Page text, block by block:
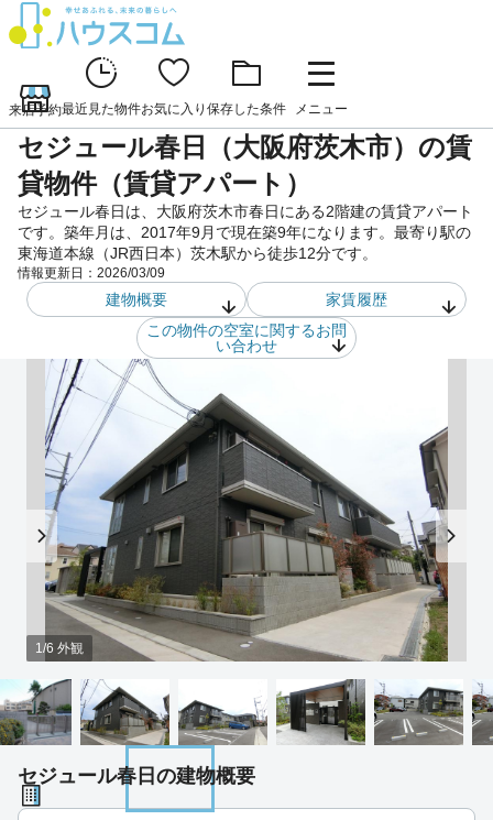
来店予約最近見た物件お気に入り 保存した条件 メニュー
セジュール春日（大阪府茨木市）の賃
貸物件（賃貸アパート）
セジュール春日は、大阪府茨木市春日にある2階建の賃貸アパート
です。築年月は、2017年9月で現在築9年になります。最寄り駅の
東海道本線（JR西日本）茨木駅から徒歩12分です。
情報更新日： 2026/03/09
建物概要
家賃履歴
この物件の空室に関するお問
い合わせ
1/6 外観
セジュール春日の建物概要